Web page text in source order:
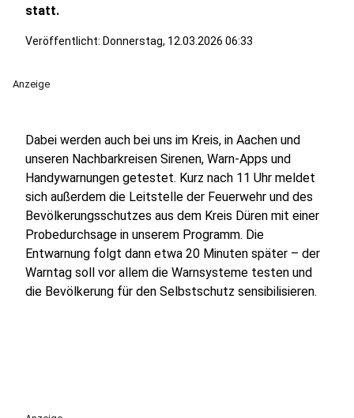
statt.
Veröffentlicht: Donnerstag, 12.03.2026 06:33
Anzeige
Dabei werden auch bei uns im Kreis, in Aachen und
unseren Nachbarkreisen Sirenen, Warn-Apps und
Handywarnungen getestet. Kurz nach 11 Uhr meldet
sich außerdem die Leitstelle der Feuerwehr und des
Bevölkerungsschutzes aus dem Kreis Düren mit einer
Probedurchsage in unserem Programm. Die
Entwarnung folgt dann etwa 20 Minuten später – der
Warntag soll vor allem die Warnsysteme testen und
die Bevölkerung für den Selbstschutz sensibilisieren.